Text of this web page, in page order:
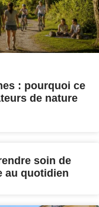
: pourquoi ce
de nature
soin de
au quotidien